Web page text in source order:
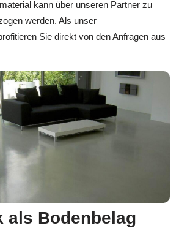
kann über unseren Partner zu
werden. Als unser
Sie direkt von den Anfragen aus
als Bodenbelag